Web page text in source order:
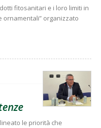
fitosanitari e i loro limiti in
ornamentali” organizzato
le priorità che